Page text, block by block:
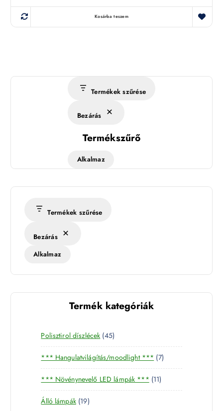
Kosárba teszem
Termékek szűrése
Bezárás
Termékszűrő
Alkalmaz
Termékek szűrése
Bezárás
Alkalmaz
Termék kategóriák
Polisztirol díszlécek 454
5
t
e
r
m
*** Hangulatvilágítás/moodlight *** 77
t
r
*** Növénynevelő LED lámpák *** 111
1
Álló lámpák 191